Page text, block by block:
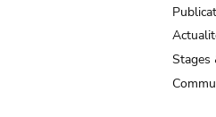
Stages